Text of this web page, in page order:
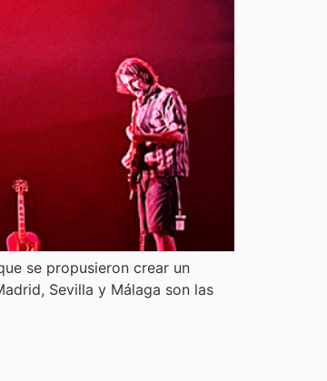
se propusieron crear un
Sevilla y Málaga son las